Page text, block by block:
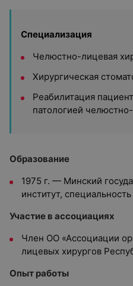
Специализация
Челюстно-лицевая
Хирургическая
Реабилитация
патологией
Образование
1975 г. — Минский
институт,
Участие в ассоциациях
Член ОО «Ассоциации
лицевых хирургов
Опыт работы